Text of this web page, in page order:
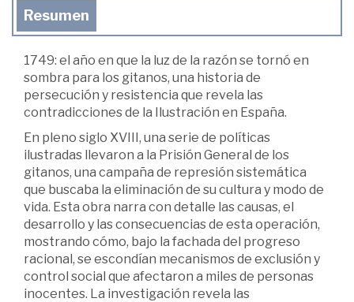
Resumen
1749: el año en que la luz de la razón se tornó en
sombra para los gitanos, una historia de
persecución y resistencia que revela las
contradicciones de la Ilustración en España.
En pleno siglo XVIII, una serie de políticas
ilustradas llevaron a la Prisión General de los
gitanos, una campaña de represión sistemática
que buscaba la eliminación de su cultura y modo de
vida. Esta obra narra con detalle las causas, el
desarrollo y las consecuencias de esta operación,
mostrando cómo, bajo la fachada del progreso
racional, se escondían mecanismos de exclusión y
control social que afectaron a miles de personas
inocentes. La investigación revela las